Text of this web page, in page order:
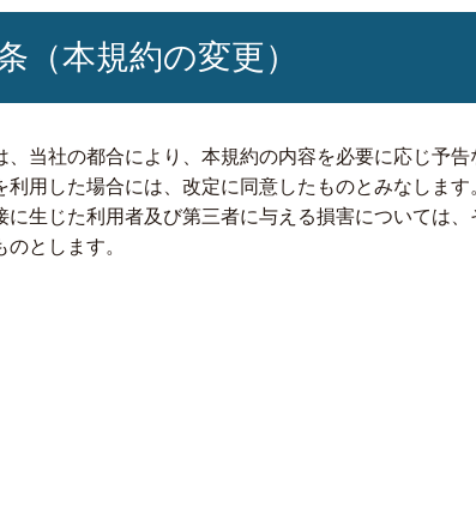
（本規約の変更）
、当社の都合により、本規約の内容を必要に応じ予
利用した場合には、改定に同意したものとみなしま
に生じた利用者及び第三者に与える損害については
のとします。